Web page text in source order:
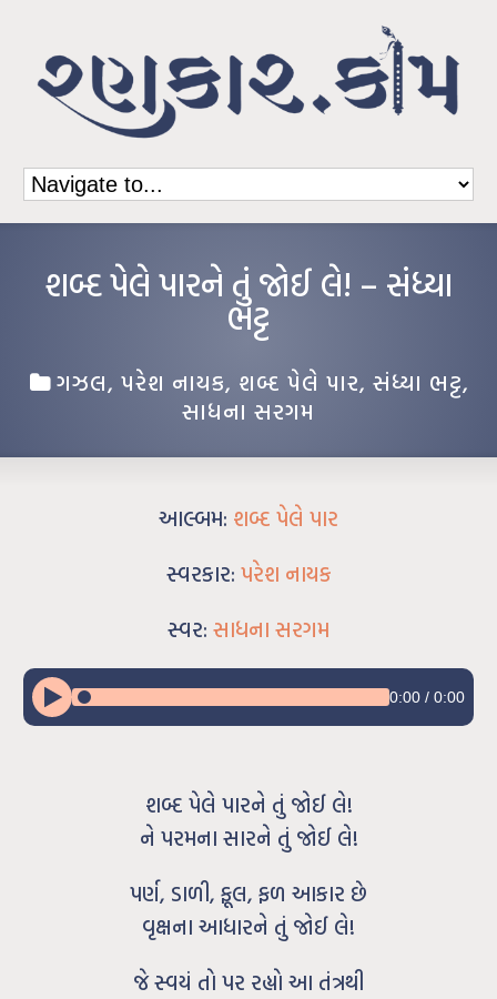
શબ્દ પેલે પારને તું જોઈ લે! – સંધ્યા
ભટ્ટ
ગઝલ, પરેશ નાયક, શબ્દ પેલે પાર, સંધ્યા ભટ્ટ,
સાધના સરગમ
આલ્બમ: શબ્દ પેલે પાર
સ્વરકાર: પરેશ નાયક
સ્વર: સાધના સરગમ
0:00/ 0:00
શબ્દ પેલે પારને તું જોઈ લે!
ને પરમના સારને તું જોઈ લે!
પર્ણ, ડાળી, ફૂલ, ફળ આકાર છે
વૃક્ષના આધારને તું જોઈ લે!
જે સ્વયં તો પર રહ્યો આ તંત્રથી